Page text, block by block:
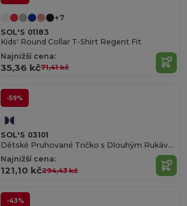
+7
SOL'S 01183
Kids' Round Collar T-Shirt Regent Fit
Najnižší cena:
35,36 kč71,41 kč
-59%
SOL'S 03101
Dětské Pruhované Tričko s Dlouhým Rukávem
Najnižší cena:
121,10 kč294,43 kč
-43%